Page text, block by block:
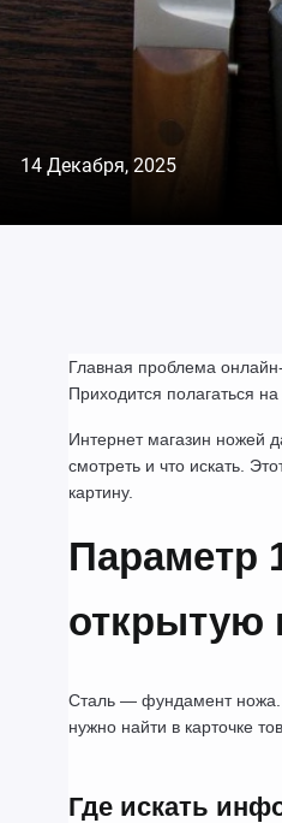
14 Декабря, 2025
Главная проблема
Приходится полагаться
Интернет магазин ножей
смотреть и что искать.
картину.
Параметр
открытую
Сталь — фундамент ножа.
нужно найти в карточке
Где искать